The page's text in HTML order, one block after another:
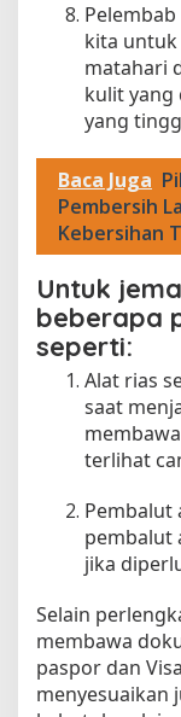
kita
matahari
kulit yang
yang
Baca Juga
Pembersih
Kebersihan
Untuk
beberapa
seperti:
Alat rias
saat
terlihat
Pembalut
pembalut
jika
Selain
membawa
paspor dan
menyesuaikan